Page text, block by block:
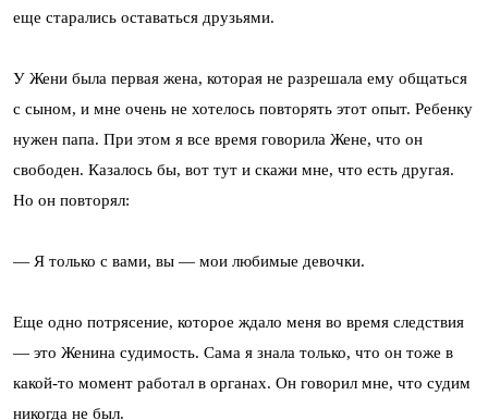
еще старались оставаться друзьями.
У Жени была первая жена, которая не разрешала ему общаться
с сыном, и мне очень не хотелось повторять этот опыт. Ребенку
нужен папа. При этом я все время говорила Жене, что он
свободен. Казалось бы, вот тут и скажи мне, что есть другая.
Но он повторял:
— Я только с вами, вы — мои любимые девочки.
Еще одно потрясение, которое ждало меня во время следствия
— это Женина судимость. Сама я знала только, что он тоже в
какой-то момент работал в органах. Он говорил мне, что судим
никогда не был.